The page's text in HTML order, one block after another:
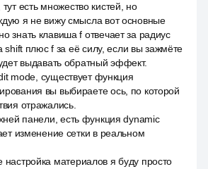
есть множество кистей, но
я не вижу смысла вот основные
знать клавиша f отвечает за радиус
shift плюс f за её силу, если вы зажмёте
выдавать обратный эффект.
mode, существует функция
вы выбираете ось, по которой
отражались.
панели, есть функция dynamic
изменение сетки в реальном
материалов я буду просто